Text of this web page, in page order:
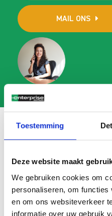
Toestemming
Deze website maakt
We gebruiken cookies om
personaliseren, om
en om ons websiteverkeer
informatie over uw gebruik
MAIL ONS
Search
FAQ
All Algemeen